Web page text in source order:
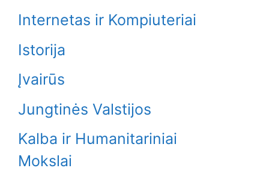
Internetas ir Kompiuteriai
Istorija
Įvairūs
Jungtinės Valstijos
Kalba ir Humanitariniai
Mokslai